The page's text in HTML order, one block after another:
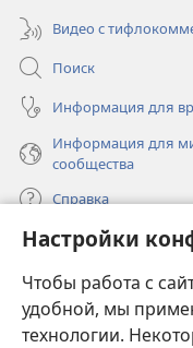
Настройки
Чтобы работа с
удобной, мы
технологии.
Видео с
Поиск
Информация для
Информация для
сообщества
Справка
Пожертвования
в
новом
окне)
ОНЛАЙН-
(открывается